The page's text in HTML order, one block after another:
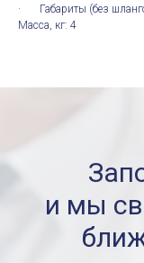
· Габариты (без
Масса, кг: 4
и мы